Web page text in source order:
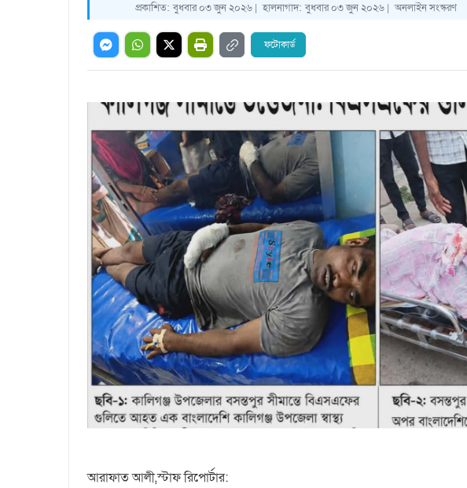
প্রকাশিত: বুধবার ০৩ জুন ২০২৬ | হালনাগাদ: বুধবার ০৩ জুন ২০২৬ | অনলাইন সংস্করণ
ফটোকার্ড
আরাফাত আলী,স্টাফ রিপোর্টার: